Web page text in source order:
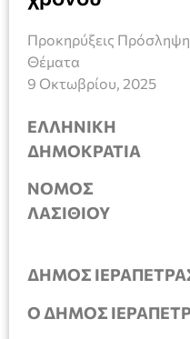
Προκηρύξεις
Θέματα
9 Οκτωβρίου, 2025
ΕΛΛΗΝΙΚΗ
ΝΟΜΟΣ
ΔΗΜΟΣ
Ο ΔΗΜΟΣ